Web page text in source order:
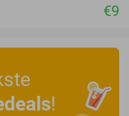
€9
!